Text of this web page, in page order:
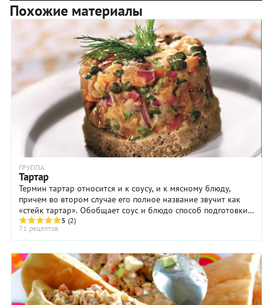
Похожие материалы
ГРУППА
Тартар
Термин тартар относится и к соусу, и к мясному блюду,
причем во втором случае его полное название звучит как
«стейк тартар». Обобщает соус и блюдо способ подготовки
ингредиентов: в обоих случаях они ...
5 (2)
71 рецептов